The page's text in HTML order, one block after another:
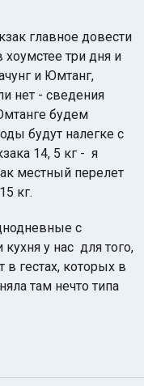
главное довести
три дня и
и Юмтанг,
нет - сведения
будем
будут налегке с
14, 5 кг - я
местный перелет
кг.
с
у нас для того,
в гестах, которых в
там нечто типа